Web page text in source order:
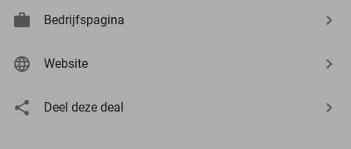
Bedrijfspagina
Website
Deel deze deal